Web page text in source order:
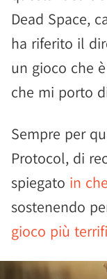
Dead Space,
ha riferito il
un gioco che
che mi porto
Sempre per
Protocol, di
spiegato in
sostenendo
gioco più